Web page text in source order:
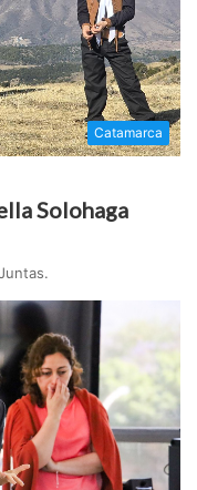
Catamarca
Solohaga